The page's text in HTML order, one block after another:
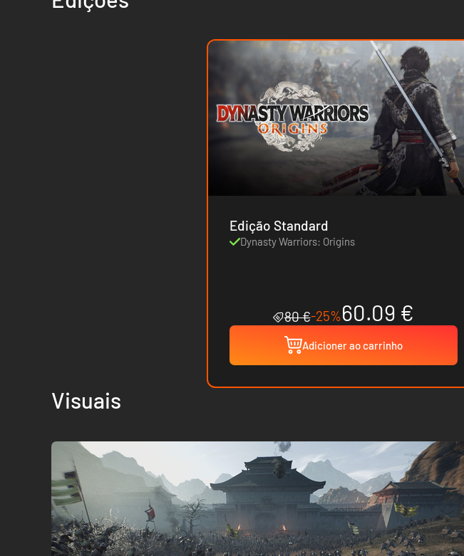
Edição Standard
Dynasty Warriors: Origins
80 €-25%60.09 €
Adicioner ao carrinho
Visuais